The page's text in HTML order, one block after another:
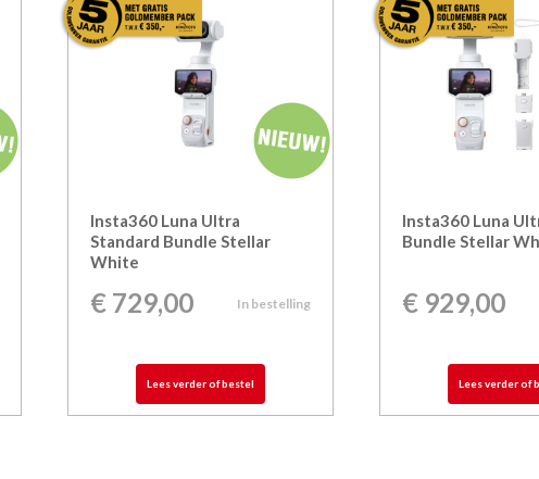
Insta360 Luna Ultra
Standard Bundle Stellar
White
€729,00 In bestelling
Lees verder of bestel
Insta360 Luna
Bundle Stellar
€929,00
Lees verder of